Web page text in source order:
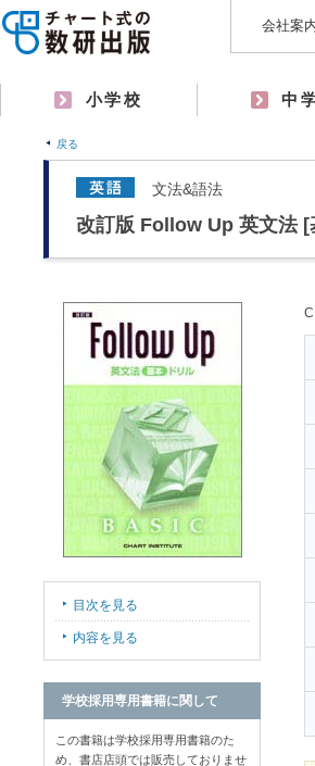
会社案
小学校 中
戻る
文法&語法
改訂版 Follow Up 英文法
目次を見る
内容を見る
学校採用専用書籍に関して
この書籍は学校採用専用書籍のた
め、書店店頭では販売しておりませ